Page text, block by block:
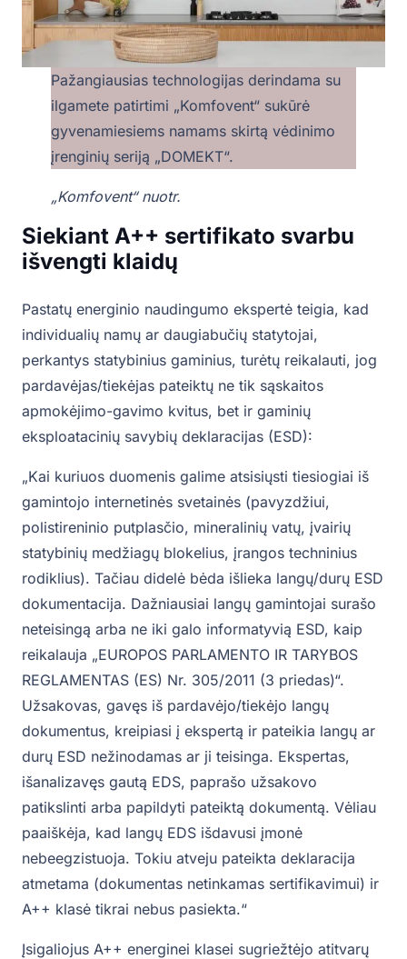
Pažangiausias technologijas derindama su
ilgamete patirtimi „Komfovent“ sukūrė
gyvenamiesiems namams skirtą vėdinimo
įrenginių seriją „DOMEKT“.
„Komfovent“ nuotr.
Siekiant A++ sertifikato svarbu
išvengti klaidų
Pastatų energinio naudingumo ekspertė teigia, kad
individualių namų ar daugiabučių statytojai,
perkantys statybinius gaminius, turėtų reikalauti, jog
pardavėjas/tiekėjas pateiktų ne tik sąskaitos
apmokėjimo-gavimo kvitus, bet ir gaminių
eksploatacinių savybių deklaracijas (ESD):
„Kai kuriuos duomenis galime atsisiųsti tiesiogiai iš
gamintojo internetinės svetainės (pavyzdžiui,
polistireninio putplasčio, mineralinių vatų, įvairių
statybinių medžiagų blokelius, įrangos techninius
rodiklius). Tačiau didelė bėda išlieka langų/durų ESD
dokumentacija. Dažniausiai langų gamintojai surašo
neteisingą arba ne iki galo informatyvią ESD, kaip
reikalauja „EUROPOS PARLAMENTO IR TARYBOS
REGLAMENTAS (ES) Nr. 305/2011 (3 priedas)“.
Užsakovas, gavęs iš pardavėjo/tiekėjo langų
dokumentus, kreipiasi į ekspertą ir pateikia langų ar
durų ESD nežinodamas ar ji teisinga. Ekspertas,
išanalizavęs gautą EDS, paprašo užsakovo
patikslinti arba papildyti pateiktą dokumentą. Vėliau
paaiškėja, kad langų EDS išdavusi įmonė
nebeegzistuoja. Tokiu atveju pateikta deklaracija
atmetama (dokumentas netinkamas sertifikavimui) ir
A++ klasė tikrai nebus pasiekta.“
Įsigaliojus A++ energinei klasei sugriežtėjo atitvarų